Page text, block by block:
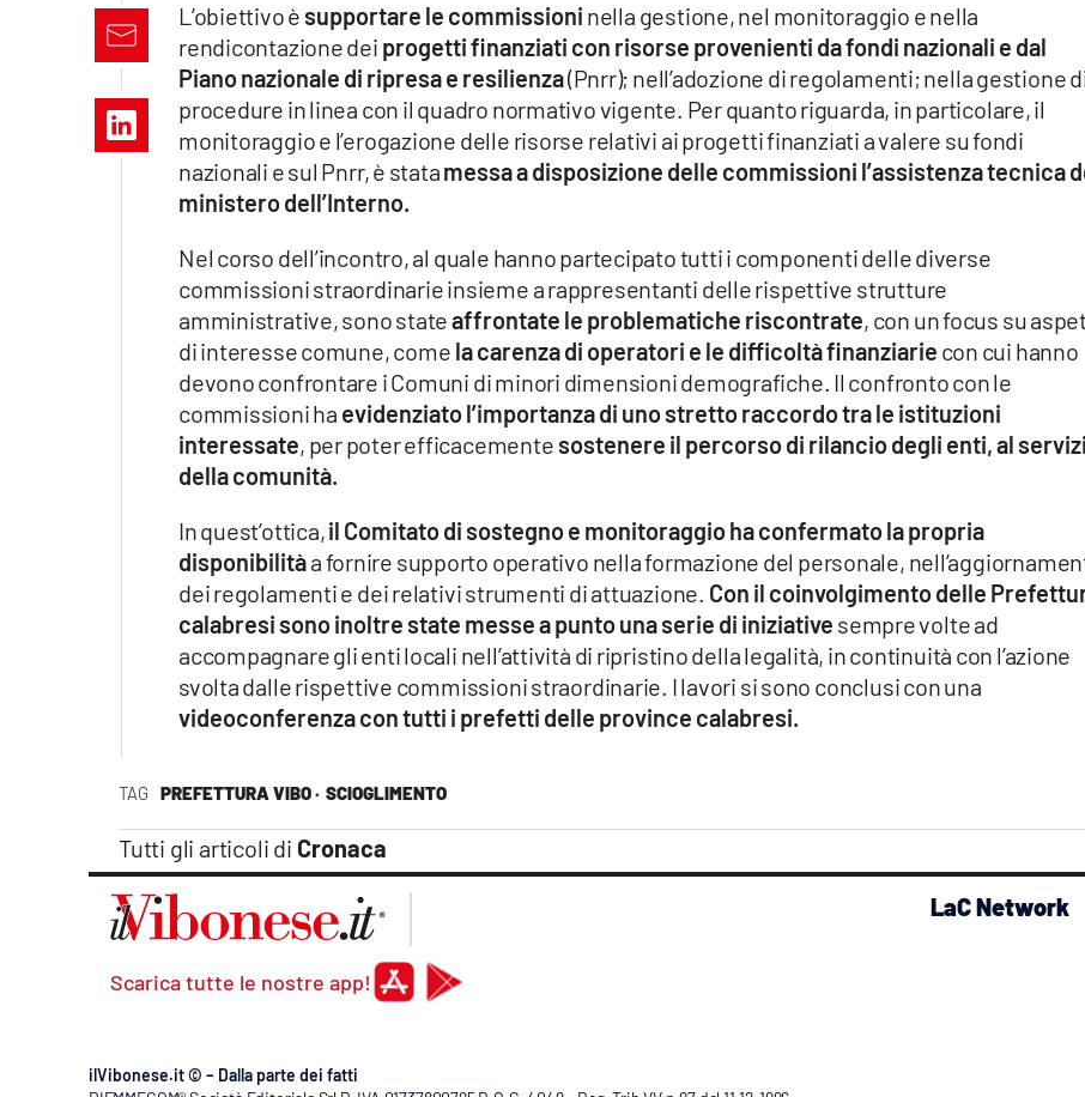
Vai
TAG PREFETTURA VIBO · SCIOGLIMENTO
Tutti gli articoli di Cronaca
L’obiettivo è supportare le commissioni nella gestione, nel monitoraggio e nella
rendicontazione dei progetti finanziati con risorse provenienti da fondi nazionali e dal
Piano nazionale di ripresa e resilienza(Pnrr); nell’adozione di regolamenti; nella gestione
procedure in linea con il quadro normativo vigente. Per quanto riguarda, in particolare, il
monitoraggio e l’erogazione delle risorse relativi ai progetti finanziati a valere su fondi
nazionali e sul Pnrr, è statamessa a disposizione delle commissioni l’assistenza tecnica
ministero dell’Interno.
Nel corso dell’incontro, al quale hanno partecipato tutti i componenti delle diverse
commissioni straordinarie insieme a rappresentanti delle rispettive strutture
amministrative, sono stateaffrontate le problematiche riscontrate, con un focus su
di interesse comune, come la carenza di operatori e le difficoltà finanziarie con cui hanno
devono confrontare i Comuni di minori dimensioni demografiche. Il confronto con le
commissioni ha evidenziato l’importanza di uno stretto raccordo tra le istituzioni
interessate, per poter efficacemente sostenere il percorso di rilancio degli enti, al
della comunità.
In quest’ottica,il Comitato di sostegno e monitoraggio ha confermato la propria
disponibilitàa fornire supporto operativo nella formazione del personale,
dei regolamenti e dei relativi strumenti di attuazione. Con il coinvolgimento delle
calabresi sono inoltre state messe a punto una serie di iniziative sempre volte ad
accompagnare gli enti locali nell’attività di ripristino della legalità, in continuità con l’azione
svolta dalle rispettive commissioni straordinarie. I lavori si sono conclusi con una
videoconferenza con tutti i prefetti delle province calabresi.
Scarica tutte le nostre app!
LaC Network
ilVibonese.it © – Dalla parte dei fatti